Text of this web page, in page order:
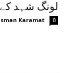
لونگ شہد کے
Karamat 0